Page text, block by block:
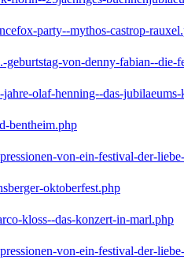
party--mythos-castrop-
geburtstag-von-denny-fabian--die-
olaf-henning--das-
bentheim.php
von-ein-festival-der-
oktoberfest.php
kloss--das-konzert-in-marl.php
von-ein-festival-der-